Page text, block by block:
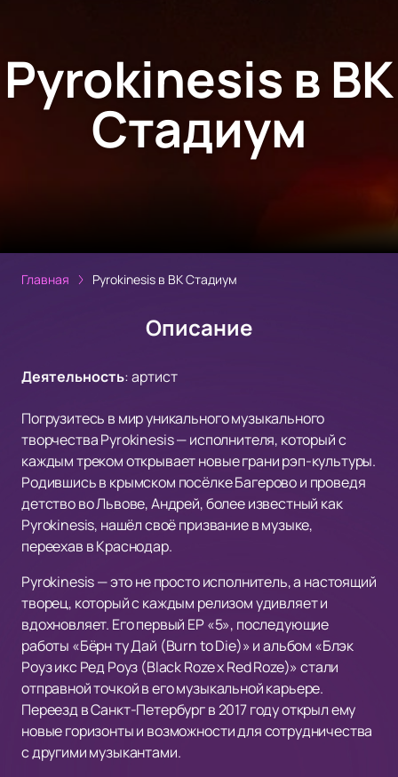
Pyrokinesis в ВК
Стадиум
Главная Pyrokinesis в ВК Стадиум
Описание
Деятельность:артист
Погрузитесь в мир уникального музыкального
творчества Pyrokinesis — исполнителя, который с
каждым треком открывает новые грани рэп-культуры.
Родившись в крымском посёлке Багерово и проведя
детство во Львове, Андрей, более известный как
Pyrokinesis, нашёл своё призвание в музыке,
переехав в Краснодар.
Pyrokinesis — это не просто исполнитель, а настоящий
творец, который с каждым релизом удивляет и
вдохновляет. Его первый EP «5», последующие
работы «Бёрн ту Дай (Burn to Die)» и альбом «Блэк
Роуз икс Ред Роуз (Black Roze x Red Roze)» стали
отправной точкой в его музыкальной карьере.
Переезд в Санкт-Петербург в 2017 году открыл ему
новые горизонты и возможности для сотрудничества
с другими музыкантами.